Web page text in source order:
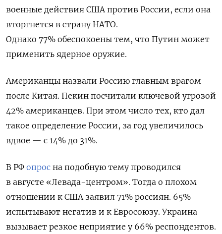
военные действия США против России, если она
вторгнется в страну НАТО.
Однако 77% обеспокоены тем, что Путин может
применить ядерное оружие.
Американцы назвали Россию главным врагом
после Китая. Пекин посчитали ключевой угрозой
42% американцев. При этом число тех, кто дал
такое определение России, за год увеличилось
вдвое — с 14% до 31%.
В РФ опрос на подобную тему проводился
в августе «Левада-центром». Тогда о плохом
отношении к США заявил 71% россиян. 65%
испытывают негатив и к Евросоюзу. Украина
вызывает резкое неприятие у 66% респондентов.